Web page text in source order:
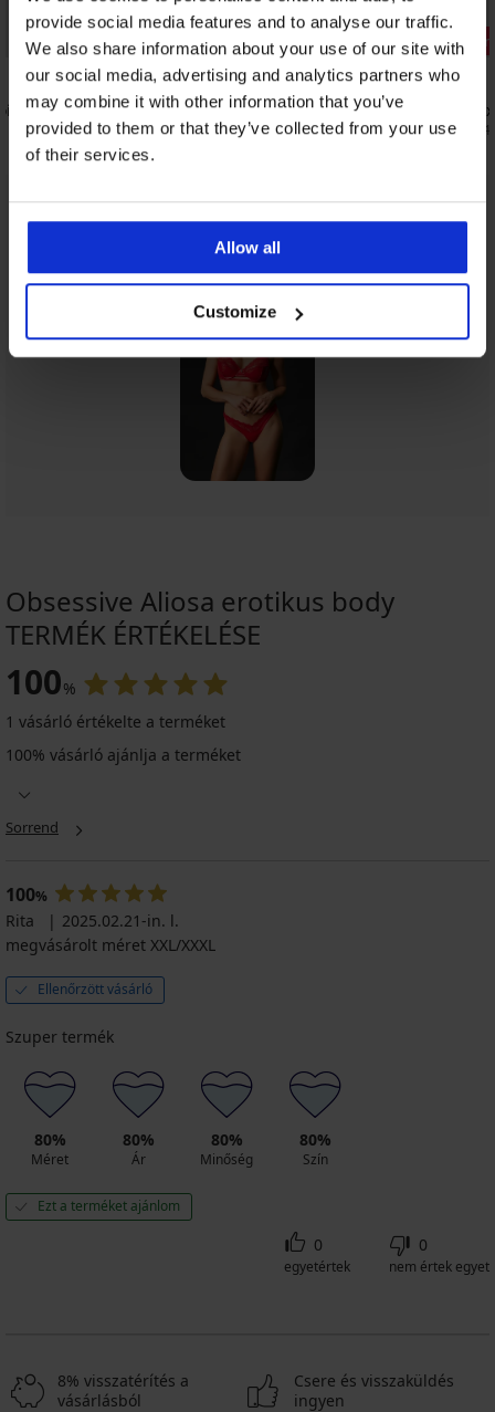
provide social media features and to analyse our traffic.
We also share information about your use of our site with
our social media, advertising and analytics partners who
may combine it with other information that you’ve
provided to them or that they’ve collected from your use
of their services.
Allow all
Customize
Kiárusítás
Kedvezmény -60%
Obsessive Freedom Euridia erotikus
melltartó
14 560 Ft
Chilisa
17 430 Ft
Ugyanebből a kollekcióból Mutat
Obsessive Aliosa erotikus body
TERMÉK ÉRTÉKELÉSE
100%
1 vásárló értékelte a terméket
100% vásárló ajánlja a terméket
Sorrend
100%
Rita
2025.02.21-in. l.
megvásárolt méret XXL/XXXL
Ellenőrzött vásárló
Szuper termék
80%
Méret
80%
Ár
80%
Minőség
80%
Szín
Ezt a terméket ajánlom
0
egyetértek
0
nem értek egyet
8% visszatérítés a
vásárlásból
Csere és visszaküldés
ingyen